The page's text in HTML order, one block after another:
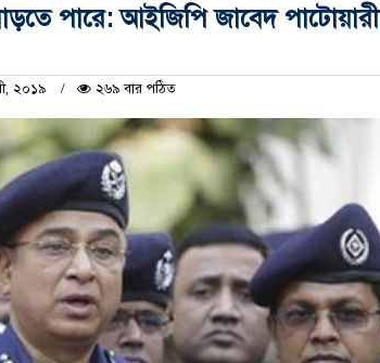
পারে: আইজিপি জাবেদ পাটোয়ারী
২০১৯ ২৬৯ বার পঠিত